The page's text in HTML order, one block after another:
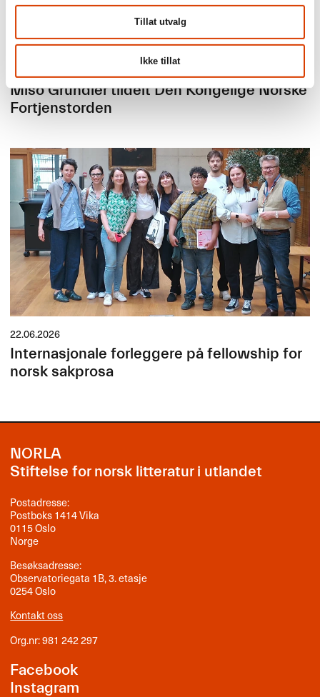
Tillat utvalg
Ikke tillat
Mišo Grundler tildelt Den Kongelige Norske
Fortjenstorden
22.06.2026
Internasjonale forleggere på fellowship for
norsk sakprosa
NORLA
Stiftelse for norsk litteratur i utlandet
Postadresse:
Postboks 1414 Vika
0115 Oslo
Norge
Besøksadresse:
Observatoriegata 1B, 3. etasje
0254 Oslo
Kontakt oss
Org.nr: 981 242 297
Facebook
Instagram